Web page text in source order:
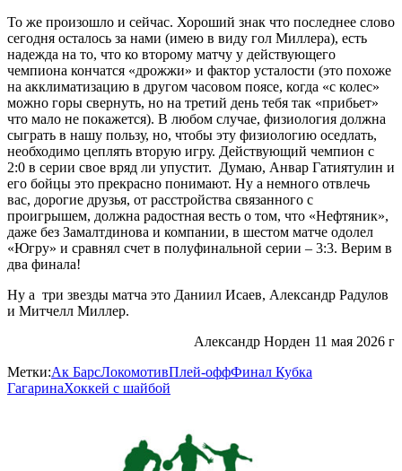
То же произошло и сейчас. Хороший знак что последнее слово
сегодня осталось за нами (имею в виду гол Миллера), есть
надежда на то, что ко второму матчу у действующего
чемпиона кончатся «дрожжи» и фактор усталости (это похоже
на акклиматизацию в другом часовом поясе, когда «с колес»
можно горы свернуть, но на третий день тебя так «прибьет»
что мало не покажется). В любом случае, физиология должна
сыграть в нашу пользу, но, чтобы эту физиологию оседлать,
необходимо цеплять вторую игру. Действующий чемпион с
2:0 в серии свое вряд ли упустит. Думаю, Анвар Гатиятулин и
его бойцы это прекрасно понимают. Ну а немного отвлечь
вас, дорогие друзья, от расстройства связанного с
проигрышем, должна радостная весть о том, что «Нефтяник»,
даже без Замалтдинова и компании, в шестом матче одолел
«Югру» и сравнял счет в полуфинальной серии – 3:3. Верим в
два финала!
Ну а три звезды матча это Даниил Исаев, Александр Радулов
и Митчелл Миллер.
Александр Норден 11 мая 2026 г
Метки:Ак БарсЛокомотивПлей-оффФинал Кубка
ГагаринаХоккей с шайбой